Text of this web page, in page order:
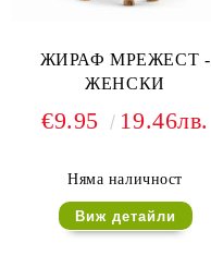
ЖИРАФ МРЕЖЕСТ -
ЖЕНСКИ
€9.95 19.46лв.
Няма наличност
Виж детайли